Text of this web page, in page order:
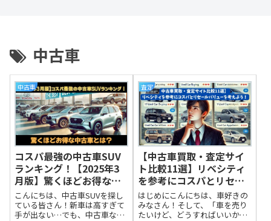
中古車
中古車
コスパ最強の中古車SUV
ランキング！【2025年3
月版】驚くほどお得な中
古車とは？
こんにちは、中古車SUVを探し
ている皆さん！新車は高すぎて
手が出ない…でも、中古車なら
査定
【中古車買取・査定サイ
ト比較11選】リベシティ
を参考にコスパとリセー
ルバリューを考えよう！
はじめにこんにちは、車好きの
みなさん！そして、「車を売り
たいけど、どうすればいいか分